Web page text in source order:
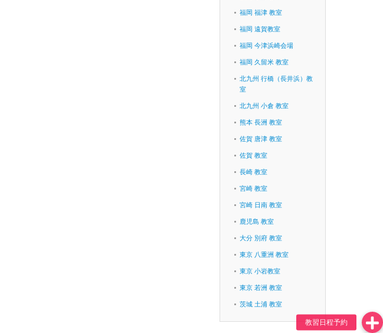
福岡 福津 教室
福岡 遠賀教室
福岡 今津浜崎会場
福岡 久留米 教室
北九州 行橋（長井浜）教
室
北九州 小倉 教室
熊本 長洲 教室
佐賀 唐津 教室
佐賀 教室
長崎 教室
宮崎 教室
宮崎 日南 教室
鹿児島 教室
大分 別府 教室
東京 八重洲 教室
東京 小岩教室
東京 若洲 教室
茨城 土浦 教室